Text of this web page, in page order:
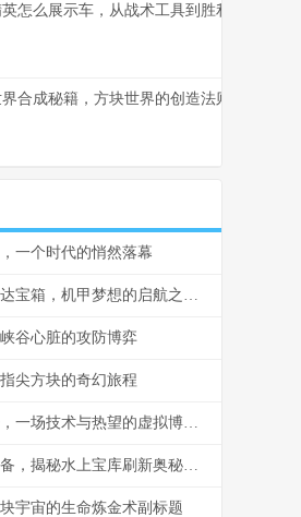
怎么展示车，从战术工具到胜利符号的蜕
合成秘籍，方块世界的创造法则，副标题
一个时代的悄然落幕
**和平精英在哪开启高达宝箱，机甲梦想的启航之门**
谷心脏的攻防博弈
尖方块的奇幻旅程
王者荣耀体验服卡皮肤，一场技术与热望的虚拟博弈，副标题，体验服中的皮肤幻梦与规则边界
和平精英龙船怎么掉装备，揭秘水上宝库刷新奥秘，副标题，资深玩家实战经验深度解析
宇宙的生命炼金术副标题